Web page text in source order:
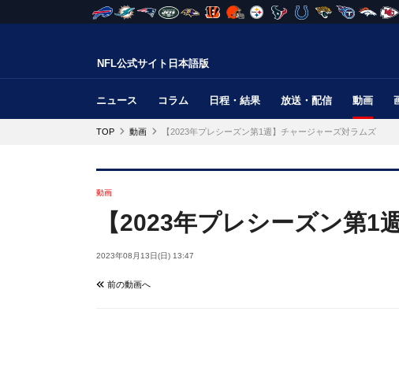
NFL公式サイト日本語版
ニュース コラム 日程・結果 放送・配信 動画
TOP 動画 【2023年プレシーズン第1週】チャージャーズ対ラムズ
動画
【2023年プレシーズン第1
2023年08月13日(日) 13:47
前の動画へ